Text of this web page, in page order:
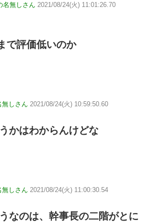
名無しさん 2021/08/24(火) 11:01:26.70
で評価低いのか
無しさん 2021/08/24(火) 10:59:50.60
かはわからんけどな
無しさん 2021/08/24(火) 11:00:30.54
なのは、幹事長の二階がとに